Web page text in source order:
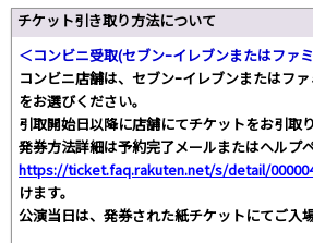
チケット引き取り方法について
＜コンビニ受取(セブンｰイレブンまたはファ
コンビニ店舗は、セブンｰイレブンまたはフ
をお選びください。
引取開始日以降に店舗にてチケットをお引取
発券方法詳細は予約完了メールまたはヘルプ
https://ticket.faq.rakuten.net/s/detail/
けます。
公演当日は、発券された紙チケットにてご入